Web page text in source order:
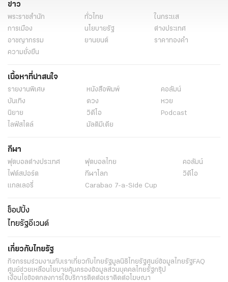
ข่าว
พระราชสำนัก ทั่วไทย
ในกระแส
การเมือง
นโยบายรัฐ
ต่างประเทศ
อาชญากรรม
ยานยนต์
ราคาทองคำ
ความยั่งยืน
เนื้อหาที่น่าสนใจ
รายงานพิเศษ หนังสือพิมพ์
คอลัมน์
บันเทิง
ดวง
หวย
นิยาย
วิดีโอ
Podcast
ไลฟ์สไตล์
มัลติมีเดีย
กีฬา
ฟุตบอลต่่างประเทศ ฟุตบอลไทย
คอลัมน์
ไฟต์สปอร์ต
กีฬาโลก
วิดีโอ
แกลเลอรี่
Carabao 7-a-Side Cup
ช็อปปิ้ง
ไทยรัฐอีเวนต์
เกี่ยวกับไทยรัฐ
กิจกรรมร่วมงานกับเราเกี่ยวกับไทยรัฐมูลนิธิไทยรัฐศูนย์ข้อมูลไทยรัฐFAQ
ศูนย์ช่วยเหลือนโยบายคุ้มครองข้อมูลส่วนบุคคลไทยรัฐกรุ๊ป
เงื่อนไขข้อตกลงการใช้บริการติดต่อเราติดต่อโฆษณา